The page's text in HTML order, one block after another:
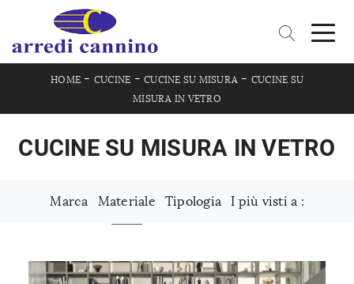
HOME - CUCINE - CUCINE SU MISURA - CUCINE SU
MISURA IN VETRO
CUCINE SU MISURA IN VETRO
Marca Materiale Tipologia I più visti a :